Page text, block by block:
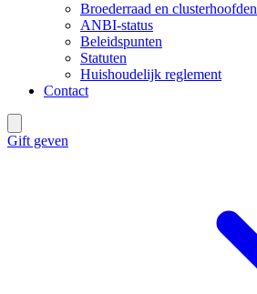
Broederraad en clusterhoofden
ANBI-status
Beleidspunten
Statuten
Huishoudelijk reglement
Contact
Gift geven